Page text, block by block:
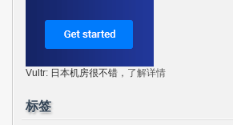
Vultr: 日本机房很不错， 了解详情
标签